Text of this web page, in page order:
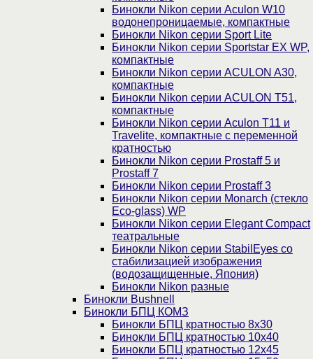
Бинокли Nikon серии Aculon W10
водонепроницаемые, компактные
Бинокли Nikon серии Sport Lite
Бинокли Nikon серии Sportstar EX WP,
компактные
Бинокли Nikon серии ACULON A30,
компактные
Бинокли Nikon серии ACULON Т51,
компактные
Бинокли Nikon серии Aculon T11 и
Travelite, компактные с переменной
кратностью
Бинокли Nikon серии Prostaff 5 и
Prostaff 7
Бинокли Nikon серии Prostaff 3
Бинокли Nikon серии Monarch (стекло
Eco-glass) WP
Бинокли Nikon серии Elegant Compact
театральные
Бинокли Nikon серии StabilEyes со
стабилизацией изображения
(водозащищенные, Япония)
Бинокли Nikon разные
Бинокли Bushnell
Бинокли БПЦ КОМЗ
Бинокли БПЦ кратностью 8х30
Бинокли БПЦ кратностью 10х40
Бинокли БПЦ кратностью 12х45